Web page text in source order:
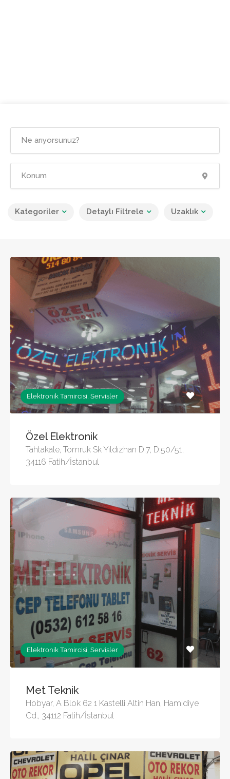
Kategoriler Detaylı Filtrele Uzaklık
Elektronik Tamircisi, Servisler
Özel Elektronik
Tahtakale, Tomruk Sk Yıldızhan D:7, D:50/51,
34116 Fatih/İstanbul
Elektronik Tamircisi, Servisler
Met Teknik
Hobyar, A Blok 62 1 Kastelli Altin Han, Hamidiye
Cd., 34112 Fatih/İstanbul